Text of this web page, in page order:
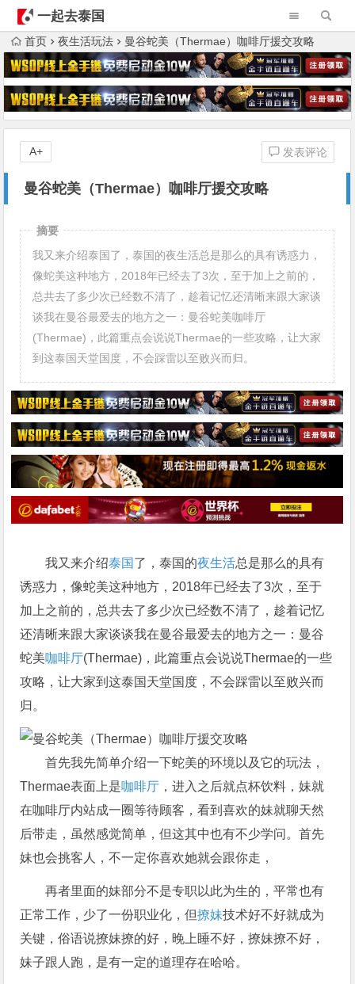
一起去泰国
首页 夜生活玩法 曼谷蛇美（Thermae）咖啡厅援交攻略
曼谷蛇美（Thermae）咖啡厅援交攻略
发表评论
A+
摘要
我又来介绍泰国了，泰国的夜生活总是那么的具有诱惑力，
像蛇美这种地方，2018年已经去了3次，至于加上之前的，
总共去了多少次已经数不清了，趁着记忆还清晰来跟大家谈
谈我在曼谷最爱去的地方之一：曼谷蛇美咖啡厅
(Thermae)，此篇重点会说说Thermae的一些攻略，让大家
到这泰国天堂国度，不会踩雷以至败兴而归。
我又来介绍泰国 了，泰国的夜生活总是那么的具有
诱惑力，像蛇美这种地方，2018年已经去了3次，至于
加上之前的，总共去了多少次已经数不清了，趁着记忆
还清晰来跟大家谈谈我在曼谷最爱去的地方之一：曼谷
蛇美咖啡厅(Thermae)，此篇重点会说说Thermae的一些
攻略，让大家到这泰国天堂国度，不会踩雷以至败兴而
归。
首先我先简单介绍一下蛇美的环境以及它的玩法，
Thermae表面上是咖啡厅 ，进入之后就点杯饮料，妹就
在咖啡厅内站成一圈等待顾客，看到喜欢的妹就聊天然
后带走，虽然感觉简单，但这其中也有不少学问。首先
妹也会挑客人，不一定你喜欢她就会跟你走，
再者里面的妹部分不是专职以此为生的，平常也有
正常工作，少了一份职业化，但撩妹技术好不好就成为
关键，俗语说撩妹撩的好，晚上睡不好，撩妹撩不好，
妹子跟人跑，是有一定的道理存在哈哈。